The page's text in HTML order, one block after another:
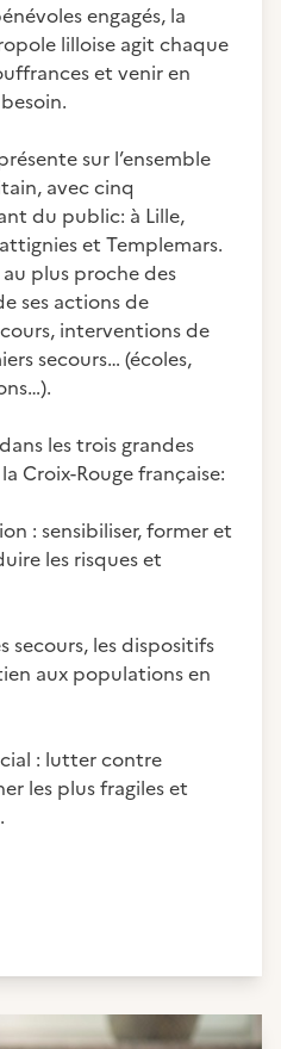
engagés, la
lilloise agit chaque
et venir en
sur l’ensemble
avec cinq
du public: à Lille,
et Templemars.
plus proche des
ses actions de
interventions de
secours… (écoles,
les trois grandes
Croix-Rouge française:
: sensibiliser, former et
les risques et
secours, les dispositifs
aux populations en
: lutter contre
les plus fragiles et